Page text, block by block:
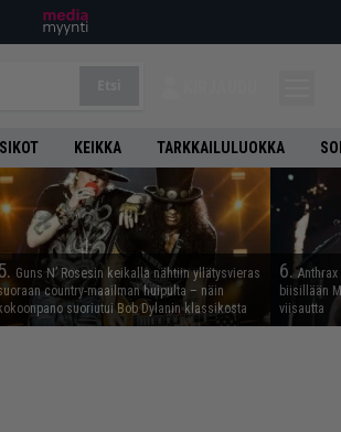
KEIKKA TARKKAILULUOKKA
5. Guns N’ Rosesin keikalla nähtiin yllätysvieras
country-maailman huipulta – näin
kokoonpano suoriutui Bob Dylanin klassikosta
6.
biisillään
viisautta